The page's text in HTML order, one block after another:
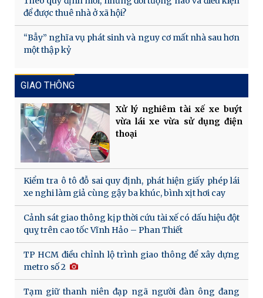
để được thuê nhà ở xã hội?
“Bẫy” nghĩa vụ phát sinh và nguy cơ mất nhà sau hơn
một thập kỷ
GIAO THÔNG
Xử lý nghiêm tài xế xe buýt
vừa lái xe vừa sử dụng điện
thoại
Kiểm tra ô tô đỗ sai quy định, phát hiện giấy phép lái
xe nghi làm giả cùng gậy ba khúc, bình xịt hơi cay
Cảnh sát giao thông kịp thời cứu tài xế có dấu hiệu đột
quỵ trên cao tốc Vĩnh Hảo – Phan Thiết
TP HCM điều chỉnh lộ trình giao thông để xây dựng
metro số 2
Tạm giữ thanh niên đạp ngã người đàn ông đang